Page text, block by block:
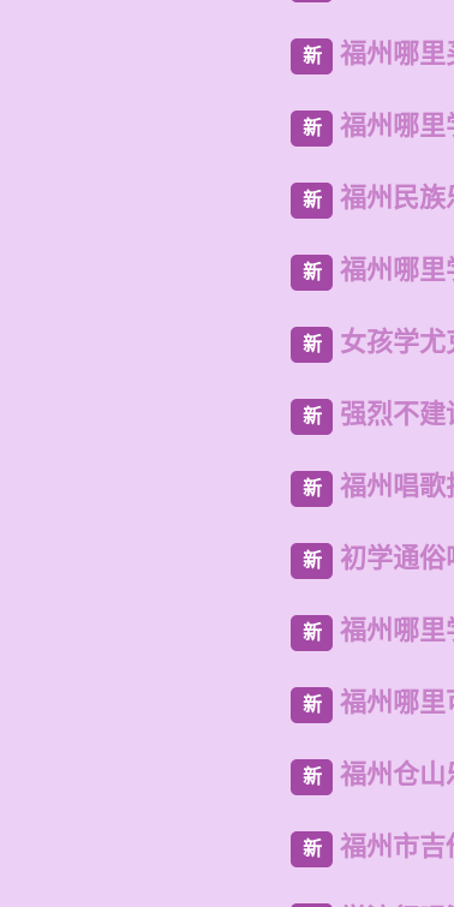
新 福州哪里
新 福州哪里
新 福州民族
新 福州哪里
新 女孩学尤
新 强烈不建
新 福州唱歌
新 初学通俗
新 福州哪里
新 福州哪里
新 福州仓山
新 福州市吉